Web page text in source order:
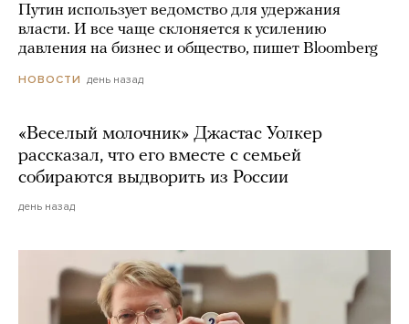
Путин использует ведомство для удержания
власти. И все чаще склоняется к усилению
давления на бизнес и общество, пишет Bloomberg
НОВОСТИ день назад
«Веселый молочник» Джастас Уолкер
рассказал, что его вместе с семьей
собираются выдворить из России
день назад